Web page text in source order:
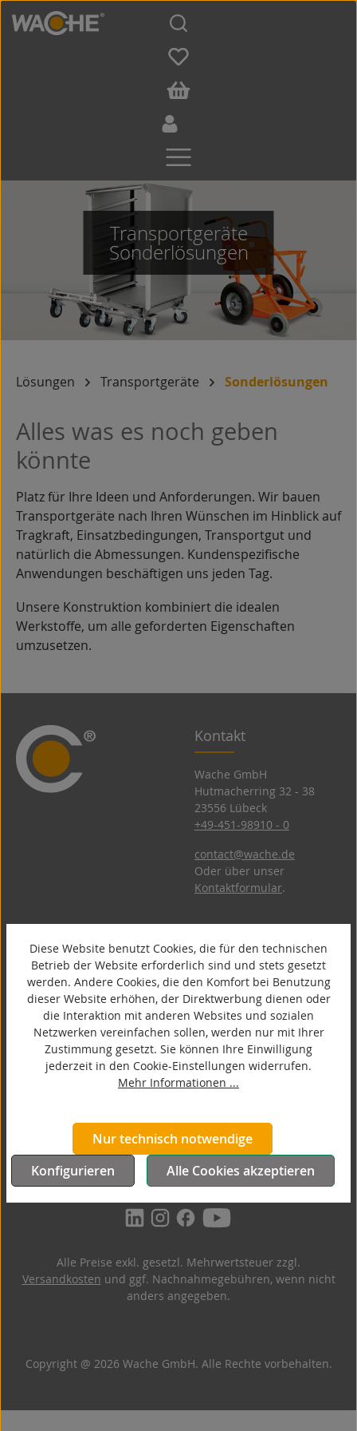
Zum Hauptinhalt springen
Lösungen Transportgeräte Sonderlösungen
Transportgeräte
Sonderlösungen
Alles was es noch geben
könnte
Platz für Ihre Ideen und Anforderungen. Wir bauen
Transportgeräte nach Ihren Wünschen im Hinblick auf
Tragkraft, Einsatzbedingungen, Transportgut und
natürlich die Abmessungen. Kundenspezifische
Anwendungen beschäftigen uns jeden Tag.
Unsere Konstruktion kombiniert die idealen
Werkstoffe, um alle geforderten Eigenschaften
umzusetzen.
Kontakt
Wache GmbH
Hutmacherring 32 ­- 38
23556 Lübeck
+49-451-98910 - 0
contact@wache.de
Oder über unser
Kontaktformular.
Information
Zahlung & Versand
Service
Download
Impressum
Cookie Consent
Datenschutz
Barrierefreiheit
Folgen Sie uns!
Copyright @ 2026 Wache GmbH. Alle Rechte vorbehalten.
Alle Preise exkl. gesetzl. Mehrwertsteuer zzgl.
Versandkosten und ggf. Nachnahmegebühren, wenn nicht
anders angegeben.
Diese Website benutzt Cookies, die für den technischen
Betrieb der Website erforderlich sind und stets gesetzt
werden. Andere Cookies, die den Komfort bei Benutzung
dieser Website erhöhen, der Direktwerbung dienen oder
die Interaktion mit anderen Websites und sozialen
Netzwerken vereinfachen sollen, werden nur mit Ihrer
Zustimmung gesetzt. Sie können Ihre Einwilligung
jederzeit in den Cookie-Einstellungen widerrufen.
Mehr Informationen ...
Nur technisch notwendige
Konfigurieren
Alle Cookies akzeptieren